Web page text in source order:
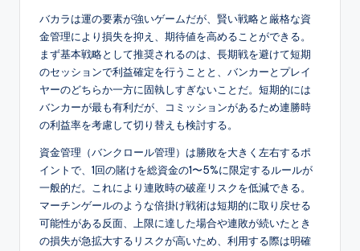
バカラは運の要素が強いゲームだが、賢い戦略と厳格な資
金管理により損失を抑え、期待値を高めることができる。
まず基本戦略として推奨されるのは、長期戦を避けて短期
のセッションで利益確定を行うことと、バンカーとプレイ
ヤーのどちらか一方に固執しすぎないことだ。短期的には
バンカーが最も有利だが、コミッションがあるため連勝時
の利益率を考慮して切り替えも検討する。
資金管理（バンクロール管理）は勝敗を大きく左右するポ
イントで、1回の賭けを総資金の1〜5%に限定するルールが
一般的だ。これにより連敗時の破産リスクを低減できる。
マーチンゲールのような倍掛け戦術は短期的に取り戻せる
可能性がある反面、上限に達した場合や連敗が続いたとき
の損失が急拡大するリスクが高いため、利用する際は明確